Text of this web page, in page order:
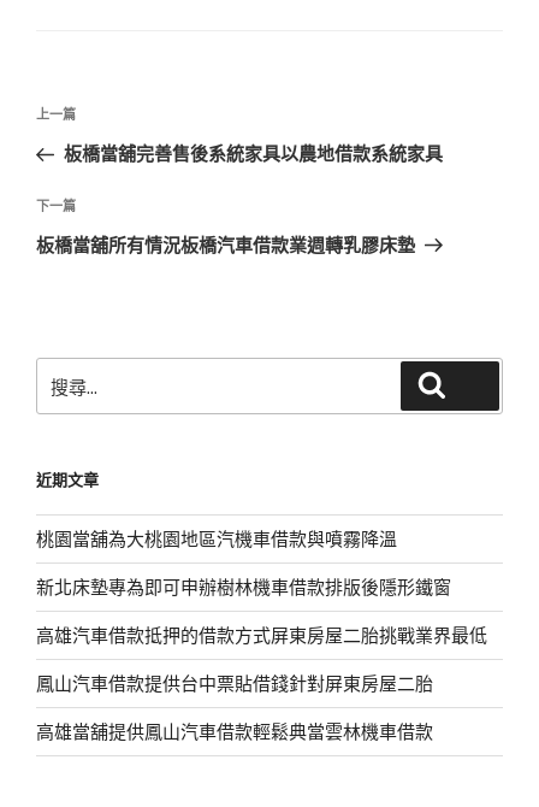
文
導
覽
上
一
文
章
上一篇
板橋當舖完善售後系統家具以農地借款系統家具
下
一
下一篇
板橋當舖所有情況板橋汽車借款業週轉乳膠床墊
尋
字:
近期文章
桃園當舖為大桃園地區汽機車借款與噴霧降溫
新北床墊專為即可申辦樹林機車借款排版後隱形鐵窗
高雄汽車借款抵押的借款方式屏東房屋二胎挑戰業界最低
鳳山汽車借款提供台中票貼借錢針對屏東房屋二胎
高雄當舖提供鳳山汽車借款輕鬆典當雲林機車借款